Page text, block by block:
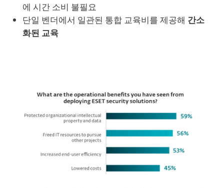
에 시간 소비 불필요
단일 벤더에서 일관된 통합 교육비를 제공해 간소
화된 교육